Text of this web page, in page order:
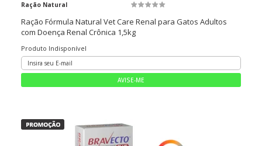
Ração Natural
Ração Fórmula Natural Vet Care Renal para Gatos Adultos
com Doença Renal Crônica 1,5kg
Produto Indisponível